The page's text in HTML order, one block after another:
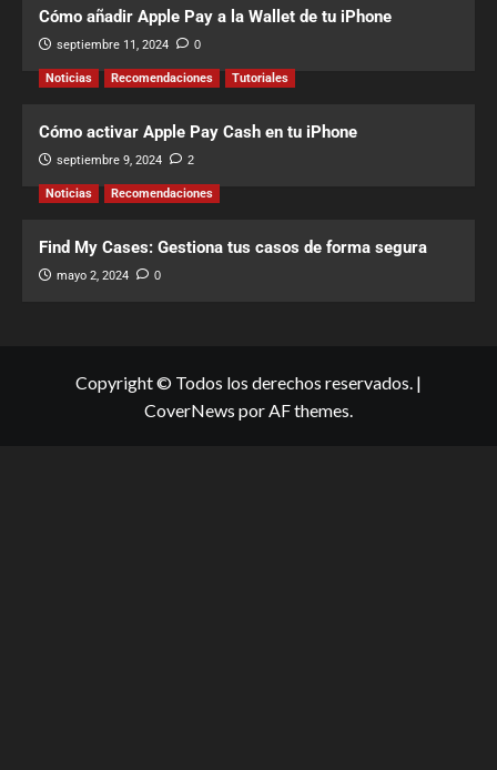
Cómo añadir Apple Pay a la Wallet de tu iPhone
septiembre 11, 2024 0
Noticias Recomendaciones Tutoriales
Cómo activar Apple Pay Cash en tu iPhone
septiembre 9, 2024 2
Noticias Recomendaciones
Find My Cases: Gestiona tus casos de forma segura
mayo 2, 2024 0
Copyright © Todos los derechos reservados. |
CoverNews por AF themes.